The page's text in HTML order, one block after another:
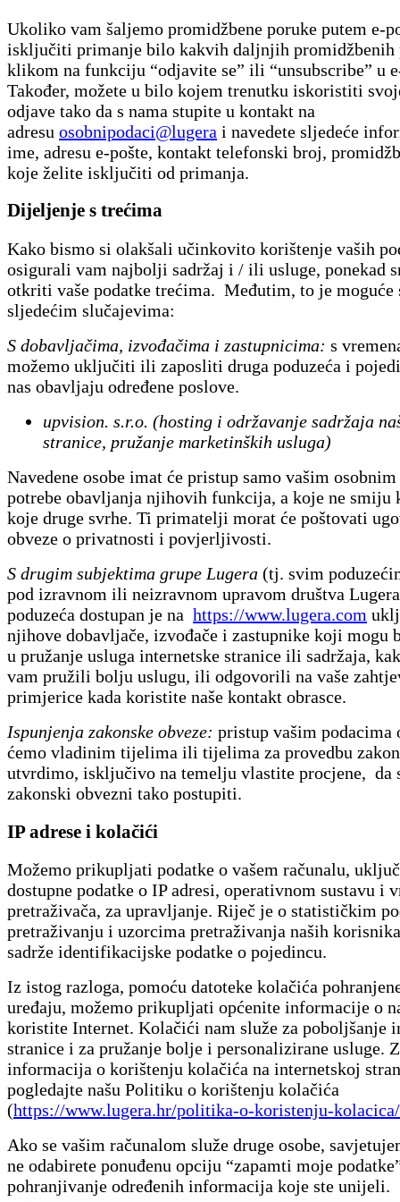
Ukoliko vam šaljemo promidžbene poruke putem e-
isključiti primanje bilo kakvih daljnjih promidžbenih
klikom na funkciju “odjavite se” ili “unsubscribe” u
Također, možete u bilo kojem trenutku iskoristiti
odjave tako da s nama stupite u kontakt na
adresu osobnipodaci@lugera i navedete sljedeće
ime, adresu e-pošte, kontakt telefonski broj,
koje želite isključiti od primanja.
Dijeljenje s trećima
Kako bismo si olakšali učinkovito korištenje vaših
osigurali vam najbolji sadržaj i / ili usluge, ponekad
otkriti vaše podatke trećima. Međutim, to je moguće
sljedećim slučajevima:
S dobavljačima, izvođačima i zastupnicima: s
možemo uključiti ili zaposliti druga poduzeća i
nas obavljaju određene poslove.
upvision. s.r.o. (hosting i održavanje sadržaja
stranice, pružanje marketinških usluga)
Navedene osobe imat će pristup samo vašim
potrebe obavljanja njihovih funkcija, a koje ne
koje druge svrhe. Ti primatelji morat će poštovati
obveze o privatnosti i povjerljivosti.
S drugim subjektima grupe Lugera (tj. svim
pod izravnom ili neizravnom upravom društva
poduzeća dostupan je na https://www.lugera.com
njihove dobavljače, izvođače i zastupnike koji mogu
u pružanje usluga internetske stranice ili sadržaja,
vam pružili bolju uslugu, ili odgovorili na vaše
primjerice kada koristite naše kontakt obrasce.
Ispunjenja zakonske obveze: pristup vašim podacima
ćemo vladinim tijelima ili tijelima za provedbu
utvrdimo, isključivo na temelju vlastite procjene, da
zakonski obvezni tako postupiti.
IP adrese i kolačići
Možemo prikupljati podatke o vašem računalu,
dostupne podatke o IP adresi, operativnom sustavu i
pretraživača, za upravljanje. Riječ je o statističkim
pretraživanju i uzorcima pretraživanja naših
sadrže identifikacijske podatke o pojedincu.
Iz istog razloga, pomoću datoteke kolačića
uređaju, možemo prikupljati općenite informacije o
koristite Internet. Kolačići nam služe za poboljšanje
stranice i za pružanje bolje i personalizirane usluge.
informacija o korištenju kolačića na internetskoj
pogledajte našu Politiku o korištenju kolačića
(https://www.lugera.hr/politika-o-koristenju-kolacica/
Ako se vašim računalom služe druge osobe,
ne odabirete ponuđenu opciju “zapamti moje
pohranjivanje određenih informacija koje ste unijeli.